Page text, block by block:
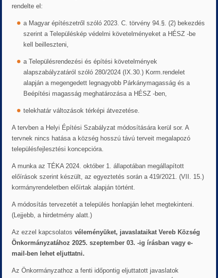
rendelte el:
a Magyar építészetről szóló 2023. C. törvény 94.§. (2) bekezdés
szerint a Településkép védelmi követelményeket a HÉSZ -be
kell beilleszteni,
a Településrendezési és építési követelmények
alapszabályzatáról szóló 280/2024 (IX.30.) Korm.rendelet
alapján a megengedett legnagyobb Párkánymagasság és a
Beépítési magasság meghatározása a HÉSZ -ben,
telekhatár változások térképi átvezetése.
A tervben a Helyi Építési Szabályzat módosítására kerül sor. A
tervnek nincs hatása a község hosszú távú terveit megalapozó
településfejlesztési koncepcióra.
A munka az TÉKA 2024. október 1. állapotában megállapított
előírások szerint készült, az egyeztetés során a 419/2021. (VII. 15.)
kormányrendeletben előírtak alapján történt.
A módosítás tervezetét a település honlapján lehet megtekinteni.
(Lejjebb, a hirdetmény alatt.)
Az ezzel kapcsolatosvéleményüket, javaslataikat Vereb Község
Önkormányzatához 2025. szeptember 03. -ig írásban vagy e-
mail-ben lehet eljuttatni.
Az Önkormányzathoz a fenti időpontig eljuttatott javaslatok